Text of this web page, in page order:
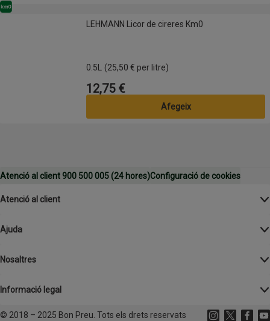
LEHMANN Licor de cireres Km0
Km0
LEHMANN Licor de cireres Km0
0.5L (25,50 € per litre)
Preu
12,75 €
Afegeix
Atenció al client 900 500 005 (24 hores)Configuració de cookies
Atenció al client
Ajuda
Nosaltres
Informació legal
© 2018 – 2025 Bon Preu. Tots els drets reservats Instagram
(s'obre en
X (s'obre